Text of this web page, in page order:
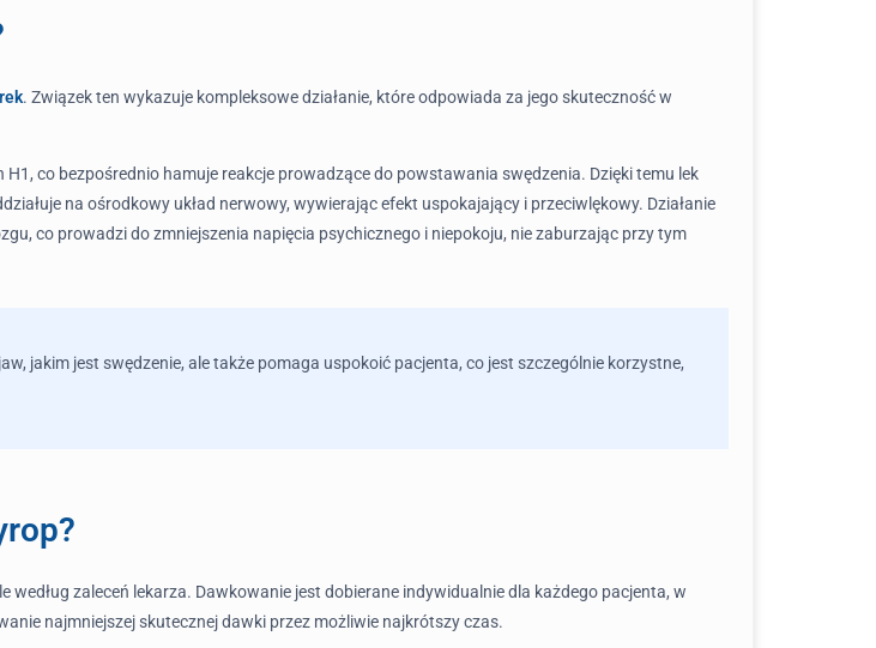
. Związek ten wykazuje kompleksowe działanie, które odpowiada za jego skuteczność w
co bezpośrednio hamuje reakcje prowadzące do powstawania swędzenia. Dzięki temu lek
na ośrodkowy układ nerwowy, wywierając efekt uspokajający i przeciwlękowy. Działanie
co prowadzi do zmniejszenia napięcia psychicznego i niepokoju, nie zaburzając przy tym
jakim jest swędzenie, ale także pomaga uspokoić pacjenta, co jest szczególnie korzystne,
zaleceń lekarza. Dawkowanie jest dobierane indywidualnie dla każdego pacjenta, w
najmniejszej skutecznej dawki przez możliwie najkrótszy czas.